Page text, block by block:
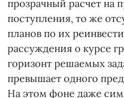
прозрачный расчет на
поступления, то же
планов по их
рассуждения о курсе
горизонт решаемых
превышает одного
На этом фоне даже